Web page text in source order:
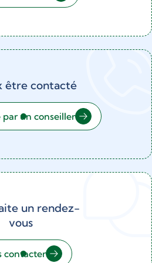
être contacté
par un conseiller
un rendez-
vous
contacter